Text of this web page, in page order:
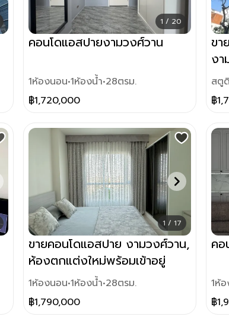
1 / 20
คอนโดแอสปายงามวงศ์วาน
1ห้องนอน•1ห้องน้ำ•28ตรม.
฿1,720,000
ขา
งา
สั
สตู
฿
1 / 17
ขายคอนโดแอสปาย งามวงศ์วาน,
ห้องตกแต่งใหม่พร้อมเข้าอยู่
1ห้องนอน•1ห้องน้ำ•28ตรม.
฿1,790,000
คอ
1ห้
฿